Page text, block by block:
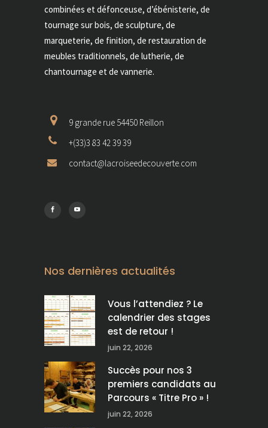
combinées et défonceuse, d’ébénisterie, de
tournage sur bois, de sculpture, de
marqueterie, de finition, de restauration de
meubles traditionnels, de lutherie, de
chantournage et de vannerie.
9 grande rue 54450 Reillon
+(33)3 83 42 39 39
contact@lacroiseedecouverte.com
Nos dernières actualités
Vous l’attendiez ? Le
calendrier des stages
est de retour !
juin 22, 2026
Succès pour nos 3
premiers candidats au
Parcours « Titre Pro » !
juin 22, 2026